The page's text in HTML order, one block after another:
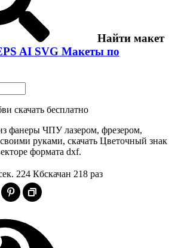
Найти макет
AI SVG Макеты по
скачать бесплатно
фанеры ЧПУ лазером, фрезером,
руками, скачать Цветочный знак
формата dxf.
224 Кбскачан 218 раз